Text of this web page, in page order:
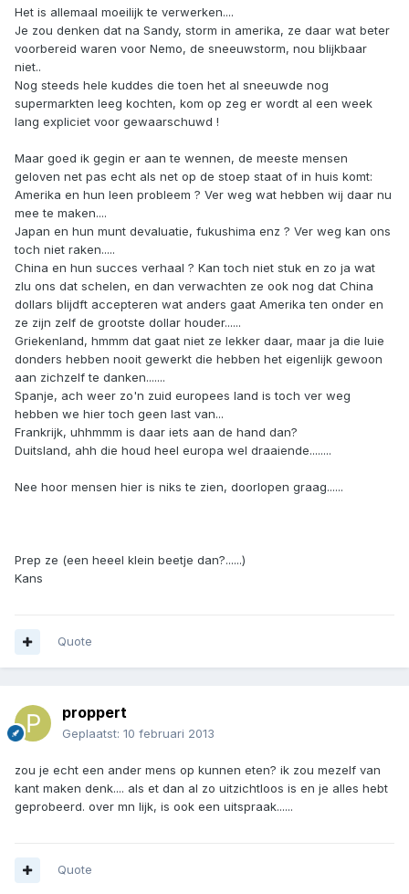
Het is allemaal moeilijk te verwerken....
Je zou denken dat na Sandy, storm in amerika, ze daar wat beter
voorbereid waren voor Nemo, de sneeuwstorm, nou blijkbaar
niet..
Nog steeds hele kuddes die toen het al sneeuwde nog
supermarkten leeg kochten, kom op zeg er wordt al een week
lang expliciet voor gewaarschuwd !
Maar goed ik gegin er aan te wennen, de meeste mensen
geloven net pas echt als net op de stoep staat of in huis komt:
Amerika en hun leen probleem ? Ver weg wat hebben wij daar nu
mee te maken....
Japan en hun munt devaluatie, fukushima enz ? Ver weg kan ons
toch niet raken.....
China en hun succes verhaal ? Kan toch niet stuk en zo ja wat
zlu ons dat schelen, en dan verwachten ze ook nog dat China
dollars blijdft accepteren wat anders gaat Amerika ten onder en
ze zijn zelf de grootste dollar houder......
Griekenland, hmmm dat gaat niet ze lekker daar, maar ja die luie
donders hebben nooit gewerkt die hebben het eigenlijk gewoon
aan zichzelf te danken.......
Spanje, ach weer zo'n zuid europees land is toch ver weg
hebben we hier toch geen last van...
Frankrijk, uhhmmm is daar iets aan de hand dan?
Duitsland, ahh die houd heel europa wel draaiende........
Nee hoor mensen hier is niks te zien, doorlopen graag......
Prep ze (een heeel klein beetje dan?......)
Kans
Quote
proppert
Geplaatst: 10 februari 2013
zou je echt een ander mens op kunnen eten? ik zou mezelf van
kant maken denk.... als et dan al zo uitzichtloos is en je alles hebt
geprobeerd. over mn lijk, is ook een uitspraak......
Quote